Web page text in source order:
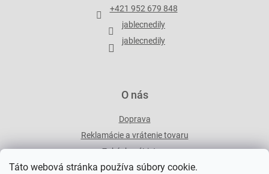
Táto webová stránka používa súbory cookie.
p
r
v
k
i
u
+421 952 679 848
jablecnedily
jablecnedily
O nás
Doprava
Reklamácie a vrátenie tovaru
ZakázkovýList.cz